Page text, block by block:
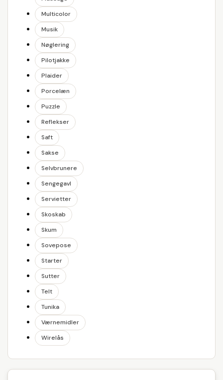
Multicolor
Musik
Nøglering
Pilotjakke
Plaider
Porcelæn
Puzzle
Reflekser
Saft
Sakse
Selvbrunere
Sengegavl
Servietter
Skoskab
Skum
Sovepose
Starter
Sutter
Telt
Tunika
Værnemidler
Wirelås